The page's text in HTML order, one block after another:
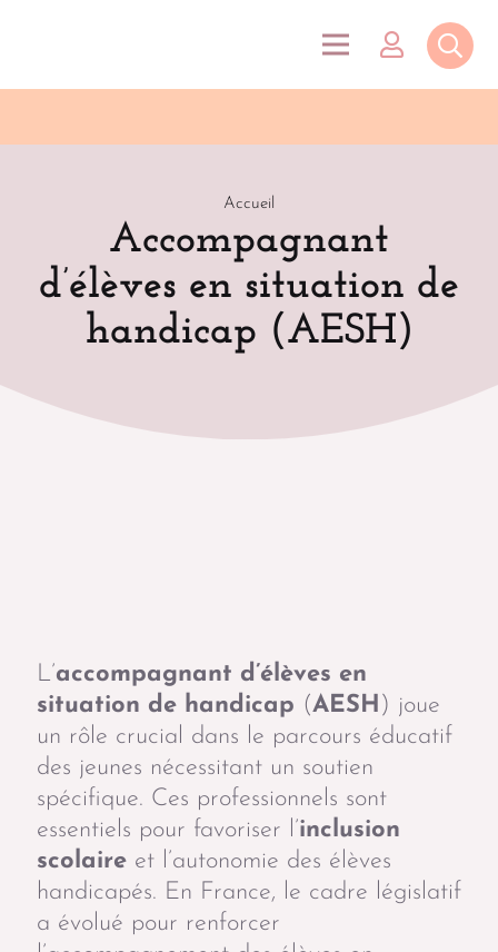
Accueil
Accompagnant
d’élèves en situation de
handicap (AESH)
L’accompagnant d’élèves en
situation de handicap (AESH ) joue
un rôle crucial dans le parcours éducatif
des jeunes nécessitant un soutien
spécifique. Ces professionnels sont
essentiels pour favoriser l’inclusion
scolaire et l’autonomie des élèves
handicapés. En France, le cadre législatif
a évolué pour renforcer